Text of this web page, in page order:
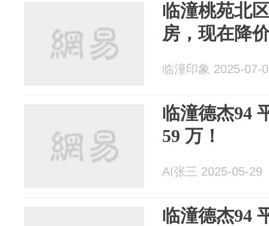
临潼桃苑北
房，现在降
临潼印象 2025-07-
临潼德杰94
59 万！
AI张三 2025-05-29
临潼德杰94